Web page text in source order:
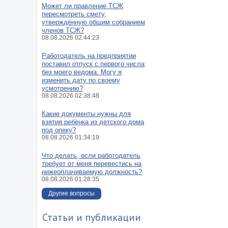
Может ли правление ТСЖ
пересмотреть смету,
утверждённую общим собранием
членов ТСЖ?
08.08.2026 02:44:23
Работодатель на предприятии
поставил отпуск с первого числа
без моего ведома. Могу я
изменить дату по своему
усмотрению?
08.08.2026 02:38:48
Какие документы нужны для
взятия ребёнка из детского дома
под опеку?
08.08.2026 01:34:19
Что делать, если работодатель
требует от меня перевестись на
нижеоплачиваемую должность?
08.08.2026 01:28:35
Другие вопросы
Статьи и публикации